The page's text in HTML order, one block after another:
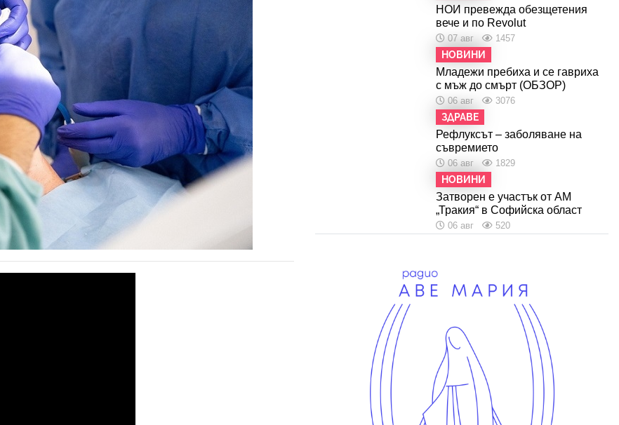
НОИ превежда обезщетения
вече и по Revolut
07 авг 1457
НОВИНИ
Младежи пребиха и се гавриха
с мъж до смърт (ОБЗОР)
06 авг 3076
ЗДРАВЕ
Рефлуксът – заболяване на
съвремието
06 авг 1829
НОВИНИ
Затворен е участък от АМ
„Тракия“ в Софийска област
06 авг 520